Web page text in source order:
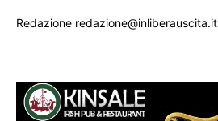
Redazione redazione@inliberauscita.it